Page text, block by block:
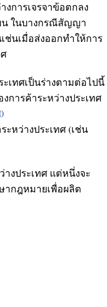
งการเจรจาข้อตกลง
น ในบางกรณีสัญญา
ช่นเมื่อส่งออกทำให้การ
เทศเป็นร่างตามต่อไปนี้
การค้าระหว่างประเทศ
หว่างประเทศ (เช่น
งประเทศ แต่หนึ่งจะ
ากฎหมายเพื่อผลิต